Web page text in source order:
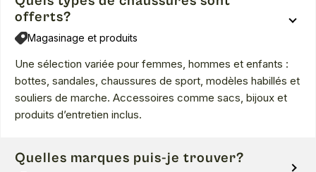
offerts?
Magasinage et produits
Une sélection variée pour femmes, hommes et enfants :
bottes, sandales, chaussures de sport, modèles habillés et
souliers de marche. Accessoires comme sacs, bijoux et
produits d’entretien inclus.
Quelles marques puis-je trouver?